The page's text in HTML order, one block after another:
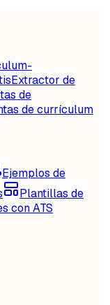
Extractor de
de
de currículum
Ejemplos de
Plantillas de
con ATS